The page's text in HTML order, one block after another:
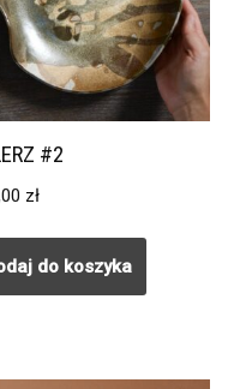
#2
zł
do koszyka